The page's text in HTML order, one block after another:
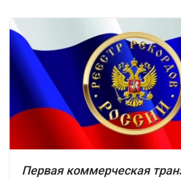
Первая коммерческая